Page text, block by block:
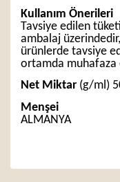
Kullanım Önerileri
Tavsiye edilen
ambalaj
ürünlerde tavsiye
ortamda muhafaza
Net Miktar (g/ml)
Menşei
ALMANYA